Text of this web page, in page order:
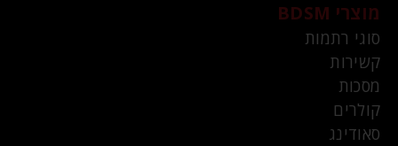
מוצרי BDSM
סוגי רתמות
קשירות
מסכות
קולרים
סאודינג